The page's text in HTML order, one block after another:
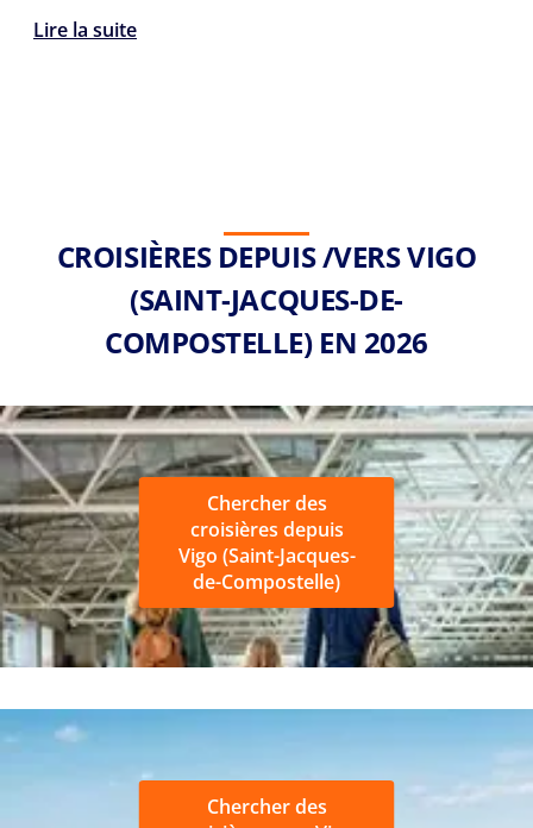
Lire la suite
CROISIÈRES DEPUIS /VERS VIGO
(SAINT-JACQUES-DE-
COMPOSTELLE) EN 2026
Chercher des
croisières depuis
Vigo (Saint-Jacques-
de-Compostelle)
Chercher des